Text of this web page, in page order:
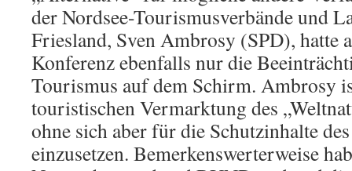
der Nordsee-Tourismusverbände und
Friesland, Sven Ambrosy (SPD), hatte
Konferenz ebenfalls nur die
Tourismus auf dem Schirm. Ambrosy
touristischen Vermarktung des
ohne sich aber für die Schutzinhalte
einzusetzen. Bemerkenswerterweise